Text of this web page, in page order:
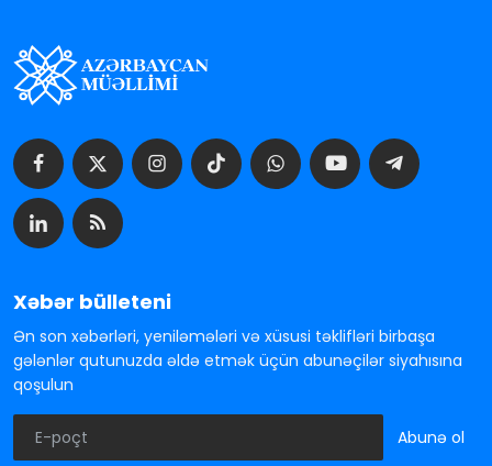
Xəbər bülleteni
Ən son xəbərləri, yeniləmələri və xüsusi təklifləri birbaşa
gələnlər qutunuzda əldə etmək üçün abunəçilər siyahısına
qoşulun
Abunə ol